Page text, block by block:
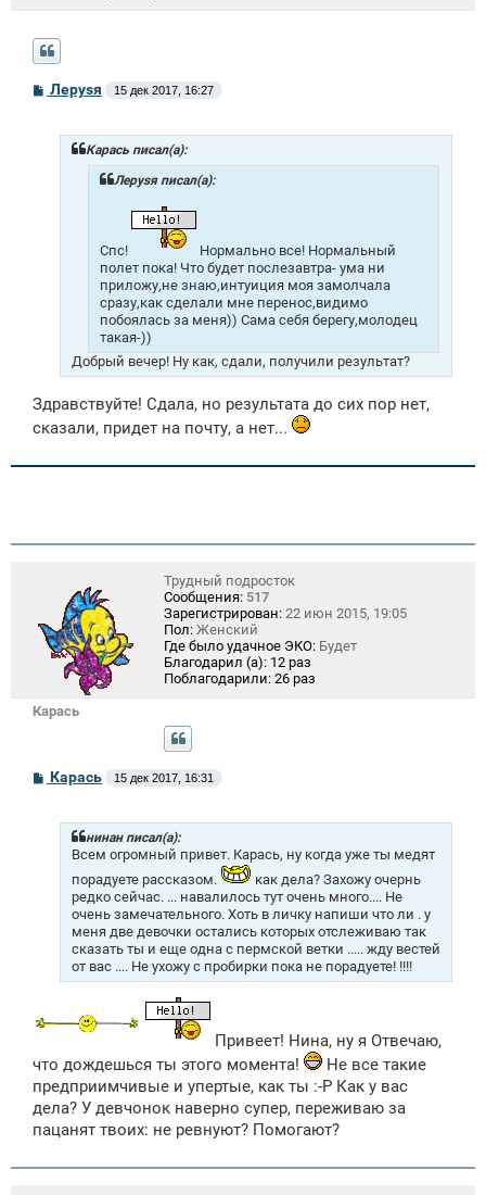
С
Лeрysя 15 дек 2017, 16:27
Карась писал(а):
Лeрysя писал(а):
Спс!
Нормально все! Нормальный
полет пока! Что будет послезавтра- ума ни
приложу,не знаю,интуиция моя замолчала
сразу,как сделали мне перенос,видимо
побоялась за меня)) Сама себя берегу,молодец
такая-))
Добрый вечер! Ну как, сдали, получили результат?
Здравствуйте! Сдала, но результата до сих пор нет,
сказали, придет на почту, а нет...
Карась
Трудный подросток
Сообщения: 517
Зарегистрирован: 22 июн 2015, 19:05
Пол: Женский
Где было удачное ЭКО: Будет
Благодарил (а): 12 раз
Поблагодарили: 26 раз
СКарась 15 дек 2017, 16:31
нинан писал(а):
Всем огромный привет. Карась, ну когда уже ты медят
порадуете рассказом.
как дела? Захожу очернь
редко сейчас. ... навалилось тут очень много.... Не
очень замечательного. Хоть в личку напиши что ли . у
меня две девочки остались которых отслеживаю так
сказать ты и еще одна с пермской ветки ..... жду вестей
от вас .... Не ухожу с пробирки пока не порадуете! !!!!
Привеет! Нина, ну я Отвечаю,
что дождешься ты этого момента!
Не все такие
предприимчивые и упертые, как ты :-P Как у вас
дела? У девчонок наверно супер, переживаю за
пацанят твоих: не ревнуют? Помогают?